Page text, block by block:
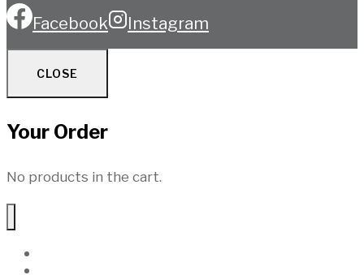
Facebook Instagram
CLOSE
Your Order
No products in the cart.